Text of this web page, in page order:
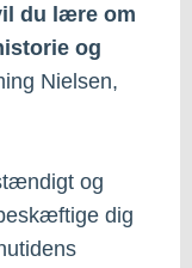
du lære om
og
Nielsen,
og
dig